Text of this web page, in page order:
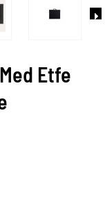
Etfe